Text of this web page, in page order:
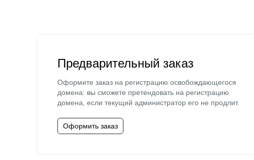
Предварительный заказ
Оформите заказ на регистрацию освобождающегося
домена: вы сможете претендовать на регистрацию
домена, если текущий администратор его не продлит.
Оформить заказ